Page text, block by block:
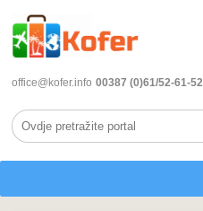
office@kofer.info 00387 (0)61/52-61-52